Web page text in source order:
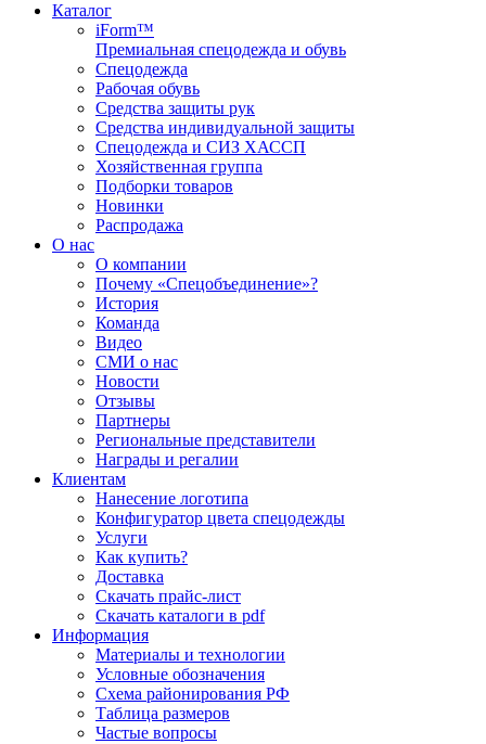
Каталог
iForm™
Премиальная спецодежда и обувь
Спецодежда
Рабочая обувь
Средства защиты рук
Средства индивидуальной защиты
Спецодежда и СИЗ ХАССП
Хозяйственная группа
Подборки товаров
Новинки
Распродажа
О нас
О компании
Почему «Спецобъединение»?
История
Команда
Видео
СМИ о нас
Новости
Отзывы
Партнеры
Региональные представители
Награды и регалии
Клиентам
Нанесение логотипа
Конфигуратор цвета спецодежды
Услуги
Как купить?
Доставка
Скачать прайс-лист
Скачать каталоги в pdf
Информация
Материалы и технологии
Условные обозначения
Схема районирования РФ
Таблица размеров
Частые вопросы